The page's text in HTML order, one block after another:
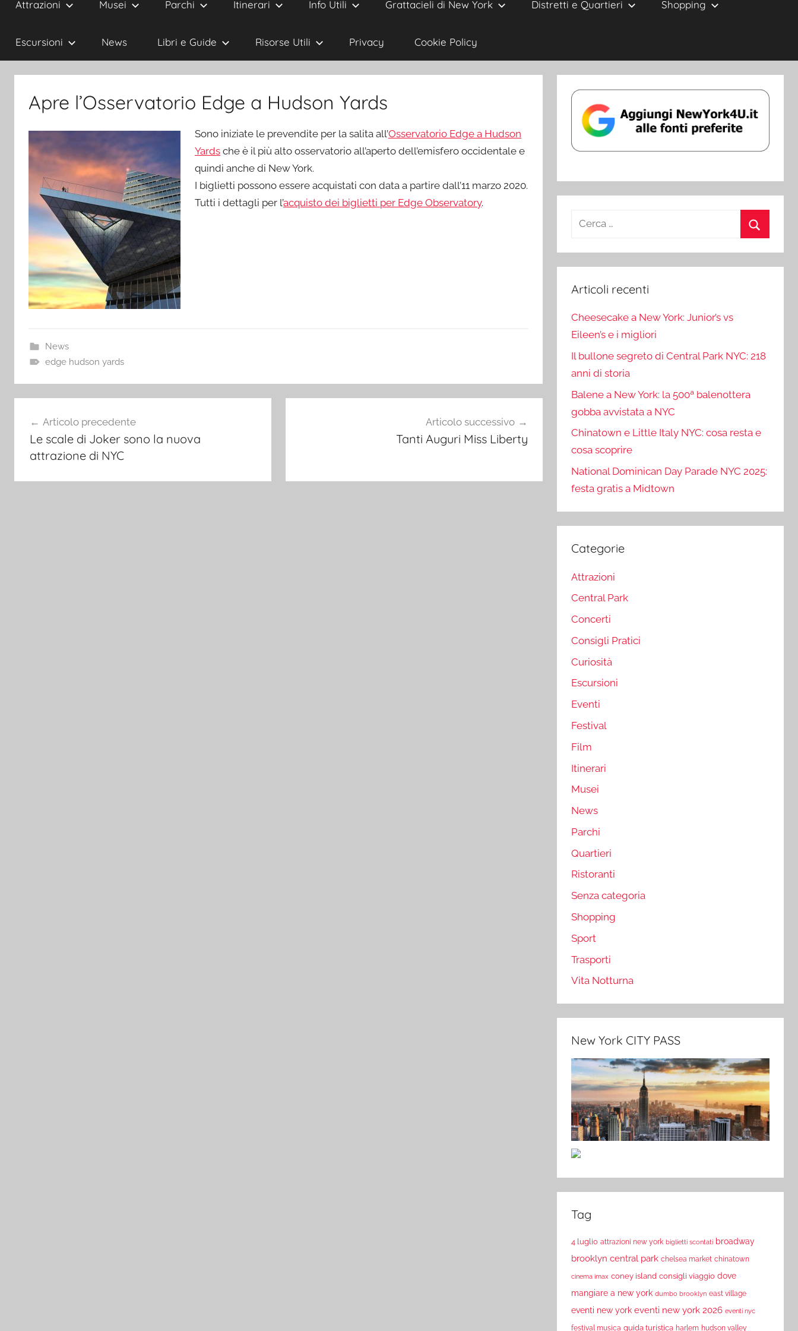
Attrazioni Musei Parchi Itinerari Info Utili Grattacieli di New York Distretti e Quartieri Shopping
Escursioni News Libri e Guide Risorse Utili Privacy Cookie Policy
Apre l’Osservatorio Edge a Hudson Yards
Sono iniziate le prevendite per la salita all’Osservatorio Edge a Hudson
Yards che è il più alto osservatorio all’aperto dell’emisfero occidentale e
quindi anche di New York.
I biglietti possono essere acquistati con data a partire dall’11 marzo 2020.
Tutti i dettagli per l’acquisto dei biglietti per Edge Observatory.
News
edge hudson yards
articoli
Articolo precedente
Le scale di Joker sono la nuova
attrazione di NYC
Articolo successivo
Tanti Auguri Miss Liberty
Ricerca
Articoli recenti
Cheesecake a New York: Junior’s vs
Eileen’s e i migliori
Il bullone segreto di Central Park NYC: 218
anni di storia
Balene a New York: la 500ª balenottera
gobba avvistata a NYC
Chinatown e Little Italy NYC: cosa resta e
cosa scoprire
National Dominican Day Parade NYC 2025:
festa gratis a Midtown
Categorie
Attrazioni
Central Park
Concerti
Consigli Pratici
Curiosità
Escursioni
Eventi
Festival
Film
Itinerari
Musei
News
Parchi
Quartieri
Ristoranti
Senza categoria
Shopping
Sport
Trasporti
Vita Notturna
New York CITY PASS
Tag
4 luglio attrazioni new york biglietti scontati broadway
brooklyn central park chelsea market chinatown
cinema imax coney island consigli viaggio dove
mangiare a new york dumbo brooklyn east village
eventi new york eventi new york 2026 eventi nyc
festival musica guida turistica harlem hudson valley